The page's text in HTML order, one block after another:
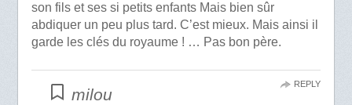
son fils et ses si petits enfants Mais bien sûr
abdiquer un peu plus tard. C’est mieux. Mais ainsi il
garde les clés du royaume ! … Pas bon père.
milou
REPLY